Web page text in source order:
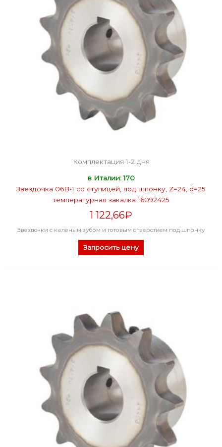
Комплектация 1-2 дня
в Италии: 170
Звездочка 06B-1 со ступицей, под шпонку, Z=24, d=25
температурная закалка 16092425
1 122,66₽
Звездочки с каленым зубом и готовым отверстием под шпонку
Запросить цену